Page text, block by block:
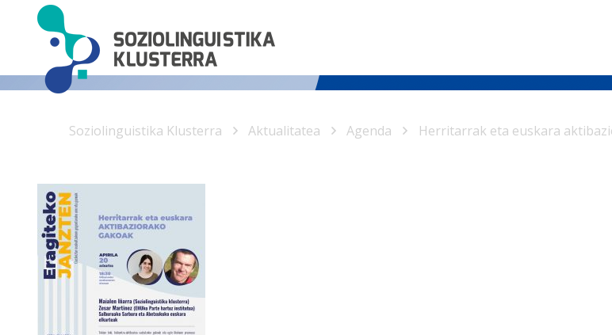
Soziolinguistika Klusterra Aktualitatea Agenda Herritarrak eta euskara